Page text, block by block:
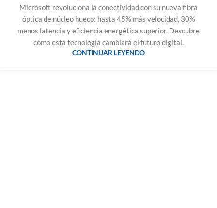
Microsoft revoluciona la conectividad con su nueva fibra
óptica de núcleo hueco: hasta 45% más velocidad, 30%
menos latencia y eficiencia energética superior. Descubre
cómo esta tecnología cambiará el futuro digital.
CONTINUAR LEYENDO